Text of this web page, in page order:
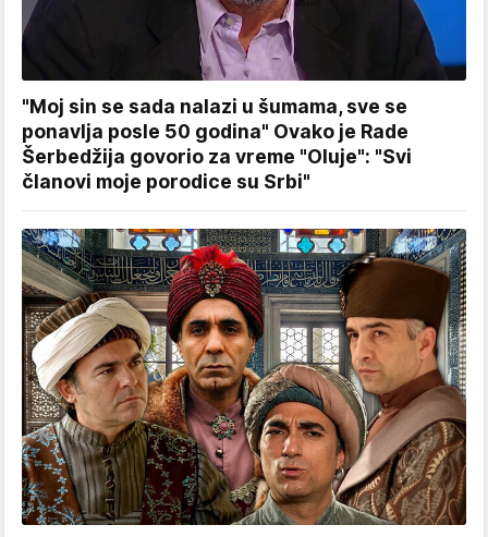
"Moj sin se sada nalazi u šumama, sve se
ponavlja posle 50 godina" Ovako je Rade
Šerbedžija govorio za vreme "Oluje": "Svi
članovi moje porodice su Srbi"